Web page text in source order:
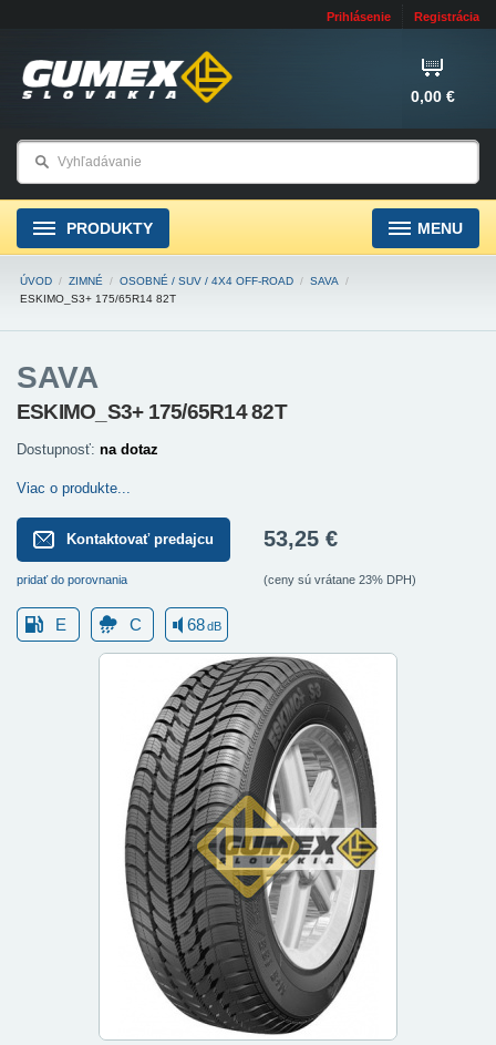
Prihlásenie Registrácia
0,00 €
PRODUKTY MENU
ÚVOD / ZIMNÉ / OSOBNÉ / SUV / 4X4 OFF-ROAD / SAVA
/
ESKIMO_S3+ 175/65R14 82T
SAVA
ESKIMO_S3+ 175/65R14 82T
Dostupnosť: na dotaz
Viac o produkte...
Kontaktovať predajcu
pridať do porovnania
53,25 €
(ceny sú vrátane 23% DPH)
E C 68dB